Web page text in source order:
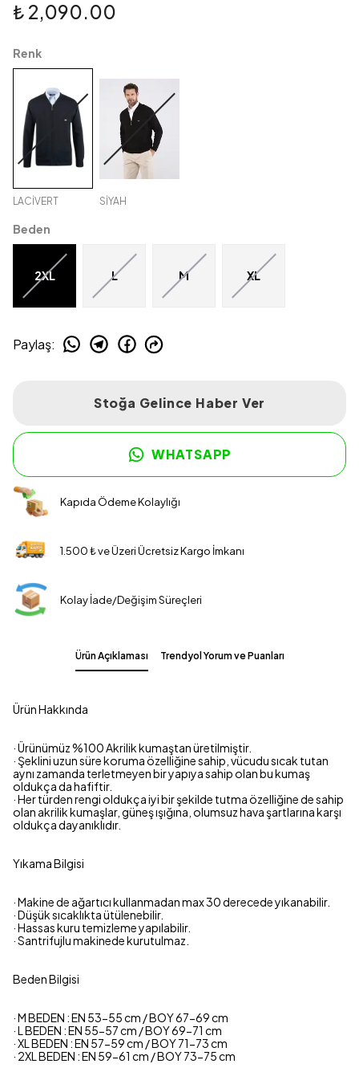
₺ 2,090.00
Renk
LACİVERT SİYAH
Beden
2XL L M XL
Paylaş:
Stoğa Gelince Haber Ver
WHATSAPP
Kapıda Ödeme Kolaylığı
1.500 ₺ ve Üzeri Ücretsiz Kargo İmkanı
Kolay İade/Değişim Süreçleri
Ürün Açıklaması Trendyol Yorum ve Puanları
Ürün Hakkında
· Ürünümüz %100 Akrilik kumaştan üretilmiştir.
· Şeklini uzun süre koruma özelliğine sahip, vücudu sıcak tutan
aynı zamanda terletmeyen bir yapıya sahip olan bu kumaş
oldukça da hafiftir.
· Her türden rengi oldukça iyi bir şekilde tutma özelliğine de sahip
olan akrilik kumaşlar, güneş ışığına, olumsuz hava şartlarına karşı
oldukça dayanıklıdır.
Yıkama Bilgisi
· Makine de ağartıcı kullanmadan max 30 derecede yıkanabilir.
· Düşük sıcaklıkta ütülenebilir.
· Hassas kuru temizleme yapılabilir.
· Santrifujlu makinede kurutulmaz.
Beden Bilgisi
· M BEDEN : EN 53-55 cm / BOY 67-69 cm
· L BEDEN : EN 55-57 cm / BOY 69-71 cm
· XL BEDEN : EN 57-59 cm / BOY 71-73 cm
· 2XL BEDEN : EN 59-61 cm / BOY 73-75 cm